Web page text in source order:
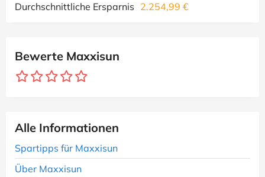
Durchschnittliche Ersparnis 2.254,99 €
Bewerte Maxxisun
Alle Informationen
Spartipps für Maxxisun
Über Maxxisun